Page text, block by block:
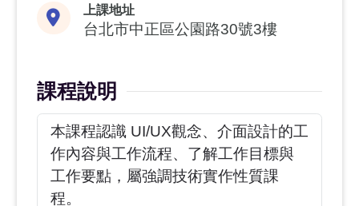
上課地址
台北市中正區公園路30號3樓
課程說明